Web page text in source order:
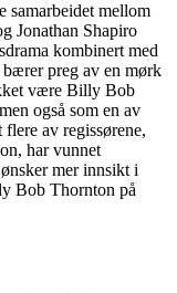
samarbeidet mellom
Jonathan Shapiro
kombinert med
preg av en mørk
være Billy Bob
også som en av
flere av regissørene,
har vunnet
mer innsikt i
Bob Thornton på